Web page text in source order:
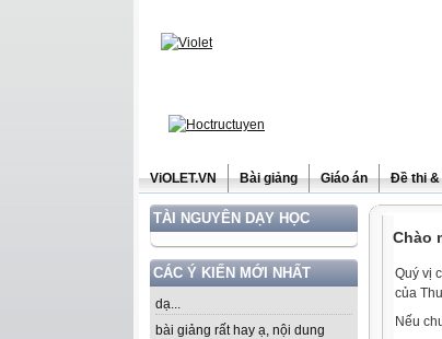
ViOLET.VN Bài giảng Giáo án Đề thi
TÀI NGUYÊN DẠY HỌC
CÁC Ý KIẾN MỚI NHẤT
dạ...
bài giảng rất hay ạ, nội dung
Chào
Quý vị
của
Nếu